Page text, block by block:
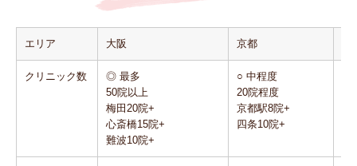
エリア 大阪 京都
クリニック数
◎ 最多
50院以上
梅田20院+
心斎橋15院+
難波10院+
○ 中程度
20院程度
京都駅8院+
四条10院+